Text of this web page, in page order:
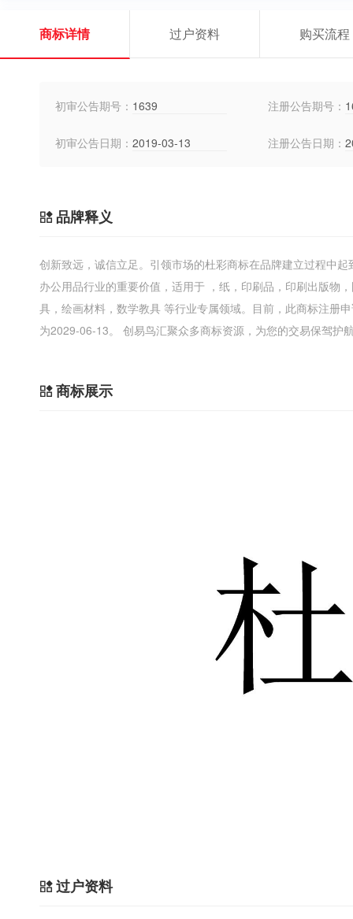
商标详情 过户资料 购买流程
初审公告期号： 1639 注册公告期号：
初审公告日期： 2019-03-13 注册公告日期：
品牌释义
创新致远，诚信立足。引领市场的杜彩商标在品牌建立过程中
办公用品行业的重要价值，适用于 ，纸，印刷品，印刷出版物
具，绘画材料，数学教具 等行业专属领域。目前，此商标注册
为2029-06-13。 创易鸟汇聚众多商标资源，为您的交易保驾护
商标展示
过户资料